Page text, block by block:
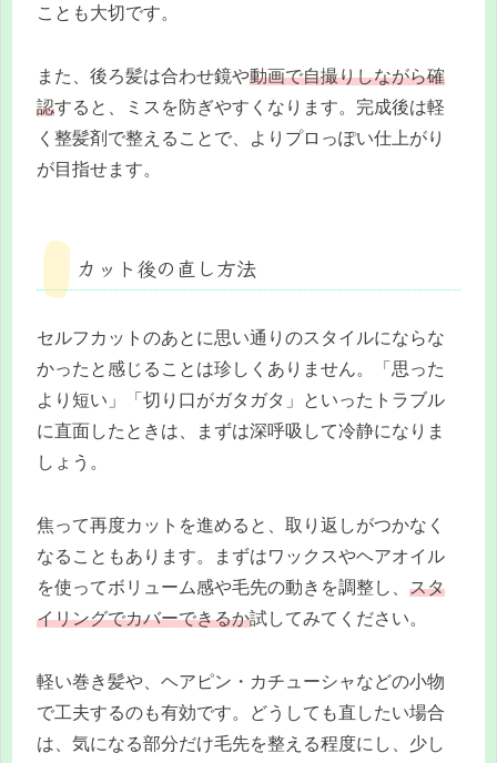
ことも大切です。
また、後ろ髪は合わせ鏡や動画で自撮りしながら確
認すると、ミスを防ぎやすくなります。完成後は軽
く整髪剤で整えることで、よりプロっぽい仕上がり
が目指せます。
カット後の直し方法
セルフカットのあとに思い通りのスタイルにならな
かったと感じることは珍しくありません。「思った
より短い」「切り口がガタガタ」といったトラブル
に直面したときは、まずは深呼吸して冷静になりま
しょう。
焦って再度カットを進めると、取り返しがつかなく
なることもあります。まずはワックスやヘアオイル
を使ってボリューム感や毛先の動きを調整し、 スタ
イリングでカバーできるか試してみてください。
軽い巻き髪や、ヘアピン・カチューシャなどの小物
で工夫するのも有効です。どうしても直したい場合
は、気になる部分だけ毛先を整える程度にし、少し